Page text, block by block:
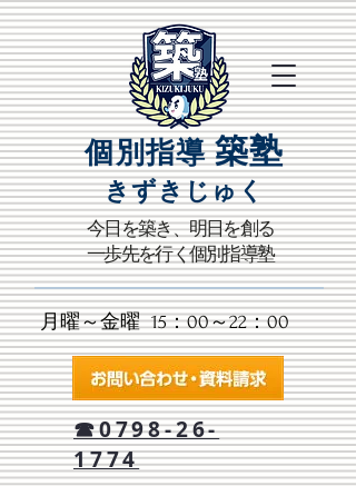
​今日を築き、明日を創る
一歩先を行く個別指導塾
月曜～金曜 15：00～22：00​
☎0798-26-
1774
個別指導 築塾
きずきじゅく​